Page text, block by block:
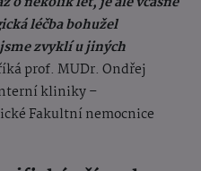
léčba bohužel
zvyklí u jiných
prof. MUDr. Ondřej
kliniky –
Fakultní nemocnice